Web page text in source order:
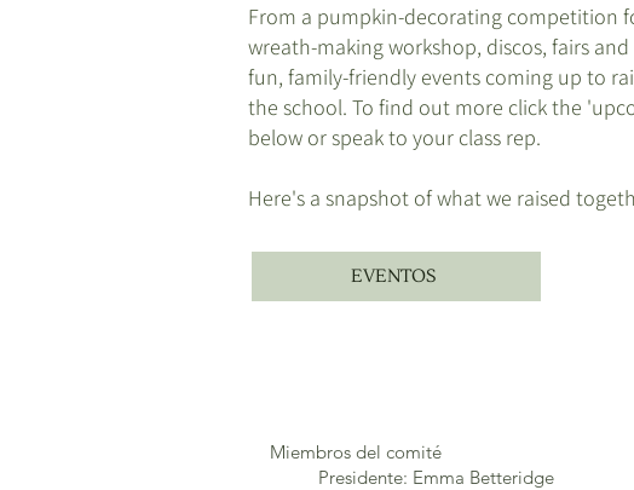
From a pumpkin-decorating competition
wreath-making workshop, discos, fairs
fun, family-friendly events coming up to
the school. To find out more click the
below or speak to your class rep.
Here's a snapshot of what we raised
EVENTOS
Miembros del comité
Presidente: Emma Betteridge